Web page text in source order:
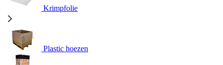
Krimpfolie
Plastic hoezen